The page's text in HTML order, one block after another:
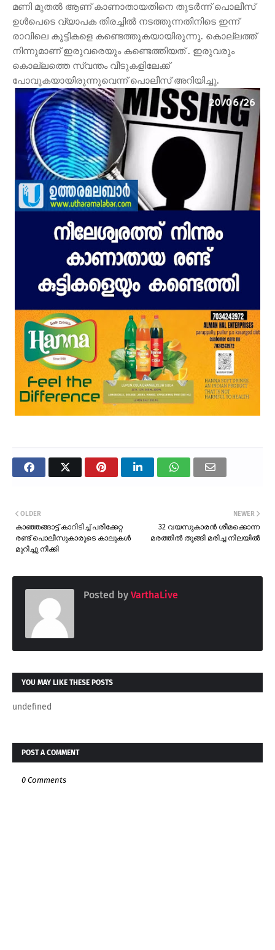
മണി മുതൽ ആണ് കാണാതായതിനെ തുടർന്ന് പൊലീസ്
ഉൾപെടെ വ്യാപക തിരച്ചിൽ നടത്തുന്നതിനിടെ ഇന്ന്
രാവിലെ കുട്ടികളെ കണ്ടെത്തുകയായിരുന്നു. കൊല്ലത്ത്
നിന്നുമാണ് ഇരുവരെയും കണ്ടെത്തിയത് . ഇരുവരും
കൊല്ലത്തെ സ്വന്തം വീടുകളിലേക്ക്
പോവുകയായിരുന്നുവെന്ന് പൊലീസ് അറിയിച്ചു.
NEWER
32 വയസുകാരൻ ശീമക്കൊന്ന
മരത്തിൽ തൂങ്ങി മരിച്ച നിലയിൽ
OLDER
കാഞ്ഞങ്ങാട്ട് കാറിടിച്ച് പരിക്കേറ്റ
രണ്ട് പൊലീസുകാരുടെ കാലുകൾ
മുറിച്ചു നീക്കി
Posted by VarthaLive
YOU MAY LIKE THESE POSTS
undefined
POST A COMMENT
0 Comments